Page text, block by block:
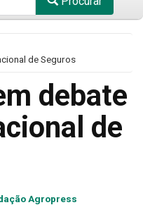
de Seguros
debate
de
Agropress